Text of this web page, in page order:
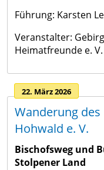
Führung: Karsten
Veranstalter:
Heimatfreunde e.
22. März 2026
Wanderung
Hohwald e. V.
Bischofsweg und
Stolpener Land